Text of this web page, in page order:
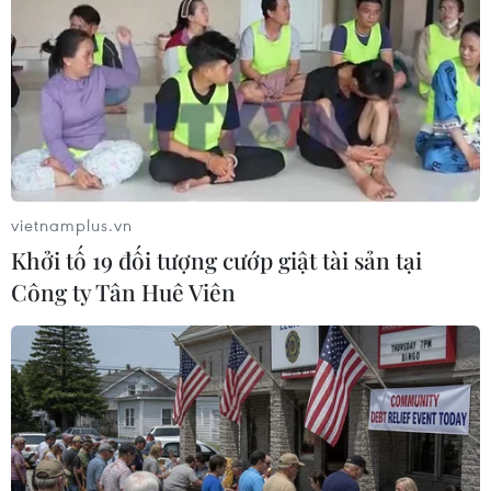
07/08/2026 23:38
Naver và NVIDIA tăng tốc xây dựng
“Nhà máy AI,” hướng tới doanh thu
từ năm 2027
07/08/2026 13:01
APIE Camp 2026: Kết nối sinh viên
Việt Nam với cộng đồng Internet
quốc tế
07/08/2026 12:04
Khởi động RE:ACT: Thử thách thanh
niên đổi mới sáng tạo vì cộng đồng
vietnamplus.vn
Khởi tố 19 đối tượng cướp giật tài sản tại
Công ty Tân Huê Viên